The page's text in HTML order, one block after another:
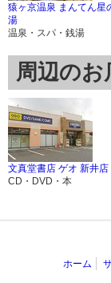
猿ヶ京温泉 まんてん星
湯
温泉・スパ・銭湯
周辺のお
文真堂書店 ゲオ 新井店
CD・DVD・本
ホーム